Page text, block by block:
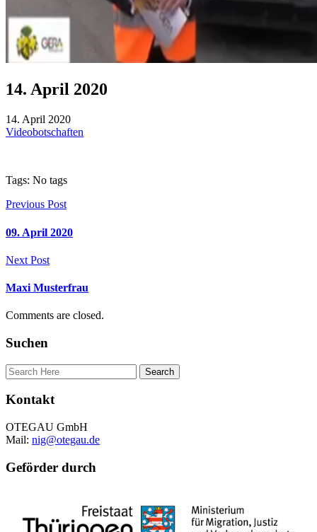
14. April 2020
14. April 2020
Videobotschaften
Tags: No tags
Previous Post
09. April 2020
Next Post
Maxi Musterfrau
Comments are closed.
Suchen
Kontakt
OTEGAU GmbH
Mail: nig@otegau.de
Geförder durch